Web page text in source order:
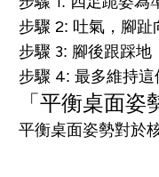
步驟 2: 吐氣，腳趾
步驟 3: 腳後跟踩地
步驟 4: 最多維持這
「平衡桌面姿
平衡桌面姿勢對於